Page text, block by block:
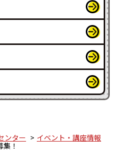
ンター
イベント・講座情報
！